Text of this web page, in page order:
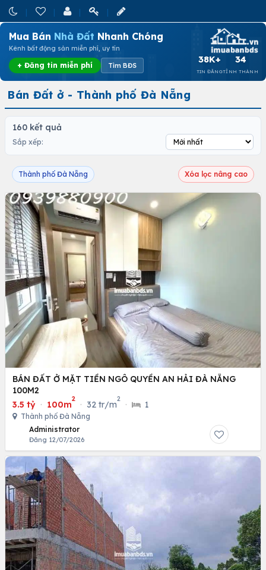
Mua Bán Nhà Đất Nhanh Chóng
Kênh bất động sản miễn phí, uy tín
+ Đăng tin miễn phí Tìm BĐS
38K+
TIN ĐĂNG
34
TỈNH THÀNH
Bán Đất ở - Thành phố Đà Nẵng
160 kết quả
Sắp xếp:
Thành phố Đà Nẵng Xóa lọc nâng cao
BÁN ĐẤT Ở MẶT TIỀN NGÔ QUYỀN AN HẢI ĐÀ NẴNG
100M2
3.5 tỷ · 100m
2
· 32 tr/m
2
· 1
Thành phố Đà Nẵng
Administrator
Đăng 12/07/2026